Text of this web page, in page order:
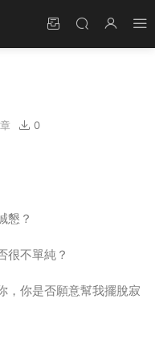
0
懇？
很不單純？
，你是否願意幫我擺脫寂